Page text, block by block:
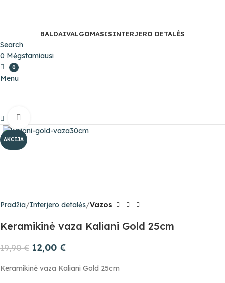
BALDAIVALGOMASISINTERJERO DETALĖS
Search
0 Mėgstamiausi
0
Menu
AKCIJA
Pradžia Interjero detalės Vazos
Keramikinė vaza Kaliani Gold 25cm
19,90€ 12,00 €
Keramikinė vaza Kaliani Gold 25cm